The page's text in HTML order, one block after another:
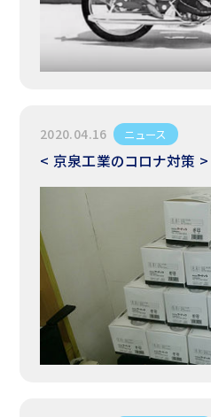
2020.04.16 ニュース
< 京泉工業のコロナ対策 >